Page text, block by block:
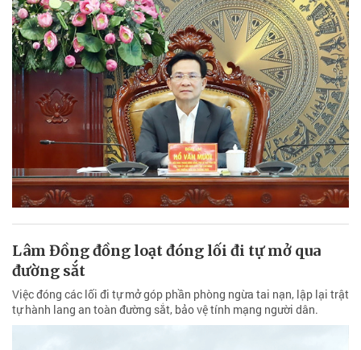
Lâm Đồng đồng loạt đóng lối đi tự mở qua
đường sắt
Việc đóng các lối đi tự mở góp phần phòng ngừa tai nạn, lập lại trật
tự hành lang an toàn đường sắt, bảo vệ tính mạng người dân.